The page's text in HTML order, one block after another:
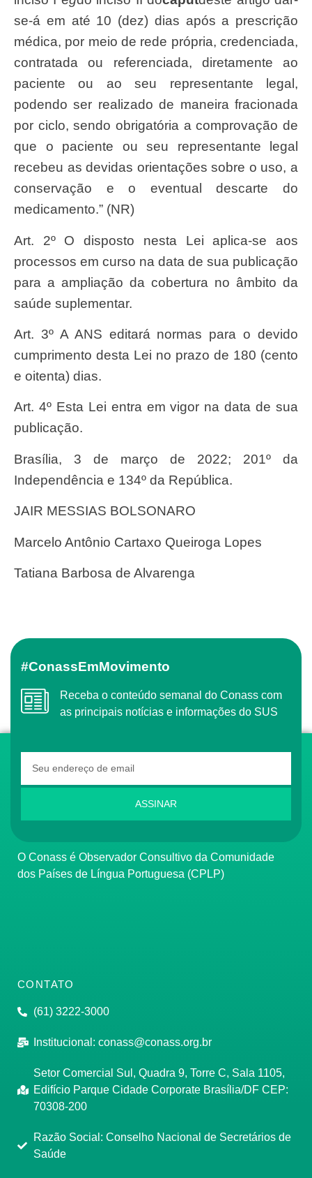
se-á em até 10 (dez) dias após a prescrição
médica, por meio de rede própria, credenciada,
contratada ou referenciada, diretamente ao
paciente ou ao seu representante legal,
podendo ser realizado de maneira fracionada
por ciclo, sendo obrigatória a comprovação de
que o paciente ou seu representante legal
recebeu as devidas orientações sobre o uso, a
conservação e o eventual descarte do
medicamento.” (NR)
Art. 2º O disposto nesta Lei aplica-se aos
processos em curso na data de sua publicação
para a ampliação da cobertura no âmbito da
saúde suplementar.
Art. 3º A ANS editará normas para o devido
cumprimento desta Lei no prazo de 180 (cento
e oitenta) dias.
Art. 4º Esta Lei entra em vigor na data de sua
publicação.
Brasília, 3 de março de 2022; 201º da
Independência e 134º da República.
JAIR MESSIAS BOLSONARO
Marcelo Antônio Cartaxo Queiroga Lopes
Tatiana Barbosa de Alvarenga
#ConassEmMovimento
Receba o conteúdo semanal do Conass com
as principais notícias e informações do SUS
ASSINAR
O Conass é Observador Consultivo da Comunidade
dos Países de Língua Portuguesa (CPLP)
CONTATO
(61) 3222-3000
Institucional: conass@conass.org.br
Setor Comercial Sul, Quadra 9, Torre C, Sala 1105,
Edifício Parque Cidade Corporate Brasília/DF CEP:
70308-200
Razão Social: Conselho Nacional de Secretários de
Saúde